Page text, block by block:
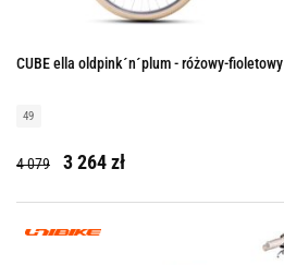
CUBE ella oldpink´n´plum - różowy-fioletowy
49
4 079 3 264 zł